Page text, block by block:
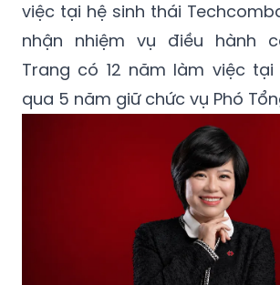
tháng 7/2026. Bà Trang là
từ bên trong hệ thống với
việc tại hệ sinh thái
nhận nhiệm vụ điều hành
Trang có 12 năm làm việc tại
qua 5 năm giữ chức vụ Phó